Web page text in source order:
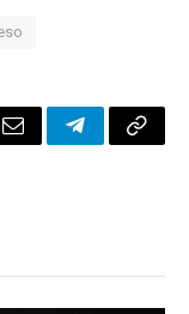
CorreoTelegrama